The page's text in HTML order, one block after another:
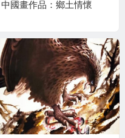
中國畫作品：鄉土情懷